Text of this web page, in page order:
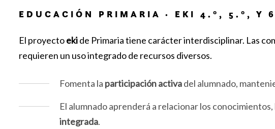
EDUCACIÓN PRIMARIA · EKI 4.º, 5.º, Y
El proyectoekide Primaria tiene carácter interdisciplinar. Las
requieren un uso integrado de recursos diversos.
Fomenta la participación activadel alumnado,
El alumnado aprenderá a relacionar los
integrada.